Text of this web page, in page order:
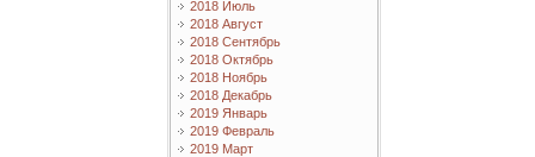
2018 Июль
2018 Август
2018 Сентябрь
2018 Октябрь
2018 Ноябрь
2018 Декабрь
2019 Январь
2019 Февраль
2019 Март